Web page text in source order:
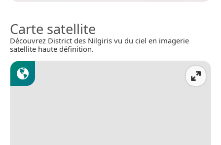
Carte satellite
Découvrez District des Nilgiris vu du ciel en imagerie
satellite haute définition.